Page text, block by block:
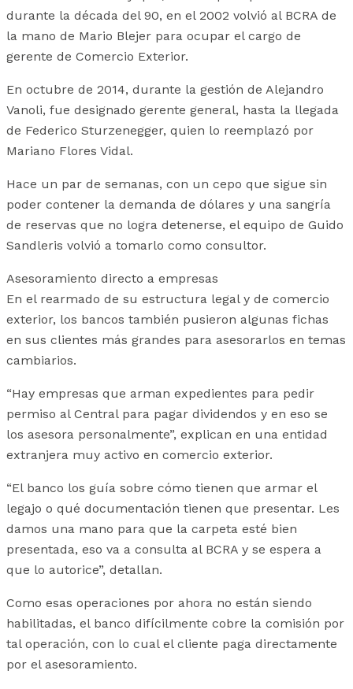
durante la década del 90, en el 2002 volvió al BCRA de
la mano de Mario Blejer para ocupar el cargo de
gerente de Comercio Exterior.
En octubre de 2014, durante la gestión de Alejandro
Vanoli, fue designado gerente general, hasta la llegada
de Federico Sturzenegger, quien lo reemplazó por
Mariano Flores Vidal.
Hace un par de semanas, con un cepo que sigue sin
poder contener la demanda de dólares y una sangría
de reservas que no logra detenerse, el equipo de Guido
Sandleris volvió a tomarlo como consultor.
Asesoramiento directo a empresas
En el rearmado de su estructura legal y de comercio
exterior, los bancos también pusieron algunas fichas
en sus clientes más grandes para asesorarlos en temas
cambiarios.
“Hay empresas que arman expedientes para pedir
permiso al Central para pagar dividendos y en eso se
los asesora personalmente”, explican en una entidad
extranjera muy activo en comercio exterior.
“El banco los guía sobre cómo tienen que armar el
legajo o qué documentación tienen que presentar. Les
damos una mano para que la carpeta esté bien
presentada, eso va a consulta al BCRA y se espera a
que lo autorice”, detallan.
Como esas operaciones por ahora no están siendo
habilitadas, el banco difícilmente cobre la comisión por
tal operación, con lo cual el cliente paga directamente
por el asesoramiento.